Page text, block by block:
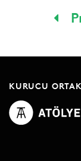
KURUCU